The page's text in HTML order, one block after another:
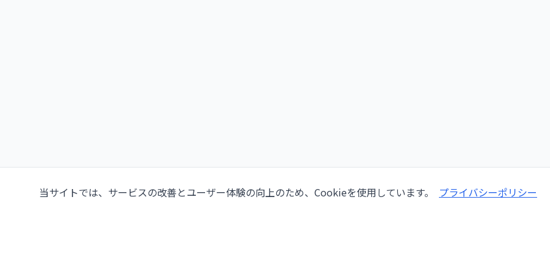
当サイトでは、サービスの改善とユーザー体験の向上のため、Cookieを使用しています。 プライバシーポリシー